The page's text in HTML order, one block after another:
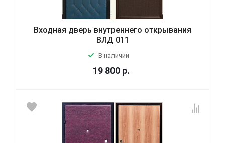
Входная дверь внутреннего открывания
ВЛД 011
В наличии
19 800 р.